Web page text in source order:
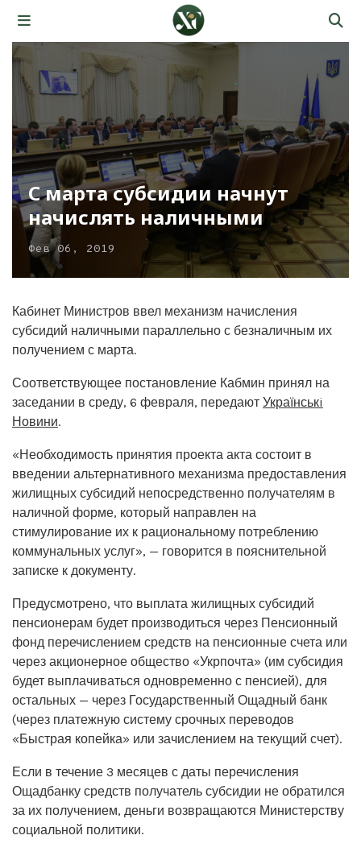
С марта субсидии начнут
начислять наличными
Фев 06, 2019
Кабинет Министров ввел механизм начисления
субсидий наличными параллельно с безналичным их
получением с марта.
Соответствующее постановление Кабмин принял на
заседании в среду, 6 февраля, передают Українськi
Новини.
«Необходимость принятия проекта акта состоит в
введении альтернативного механизма предоставления
жилищных субсидий непосредственно получателям в
наличной форме, который направлен на
стимулирование их к рациональному потреблению
коммунальных услуг», — говорится в пояснительной
записке к документу.
Предусмотрено, что выплата жилищных субсидий
пенсионерам будет производиться через Пенсионный
фонд перечислением средств на пенсионные счета или
через акционерное общество «Укрпочта» (им субсидия
будет выплачиваться одновременно с пенсией), для
остальных — через Государственный Ощадный банк
(через платежную систему срочных переводов
«Быстрая копейка» или зачислением на текущий счет).
Если в течение 3 месяцев с даты перечисления
Ощадбанку средств получатель субсидии не обратился
за их получением, деньги возвращаются Министерству
социальной политики.